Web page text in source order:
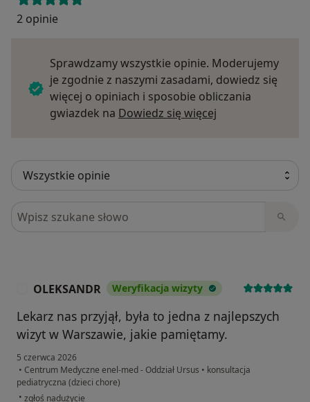
2 opinie
Sprawdzamy wszystkie opinie. Moderujemy
je zgodnie z naszymi zasadami, dowiedz się
więcej o opiniach i sposobie obliczania
gwiazdek na Dowiedz się więcej
Szukaj w opiniach
OLEKSANDR Weryfikacja wizyty
Lekarz nas przyjął, była to jedna z najlepszych
wizyt w Warszawie, jakie pamiętamy.
5 czerwca 2026
• Centrum Medyczne enel-med - Oddział Ursus • konsultacja
pediatryczna (dzieci chore)
• w opinii użytkownika OLEKSANDR
zgłoś nadużycie